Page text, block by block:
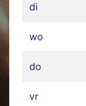
di
wo
do
vr